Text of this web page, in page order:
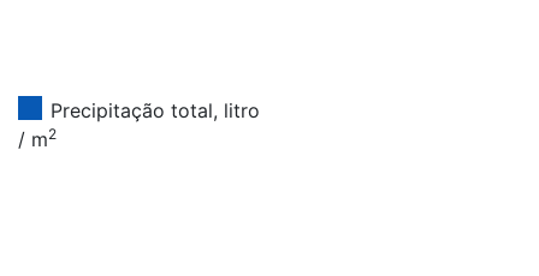
Precipitação total, litro
/ m2